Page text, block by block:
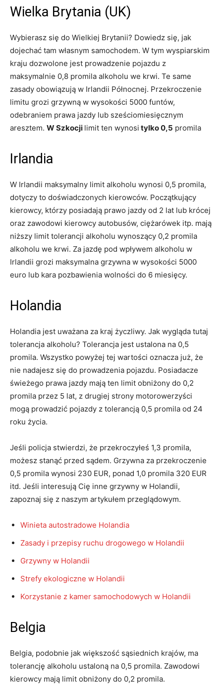
Wielka Brytania (UK)
Wybierasz się do Wielkiej Brytanii? Dowiedz się, jak
dojechać tam własnym samochodem. W tym wyspiarskim
kraju dozwolone jest prowadzenie pojazdu z
maksymalnie 0,8 promila alkoholu we krwi. Te same
zasady obowiązują w Irlandii Północnej. Przekroczenie
limitu grozi grzywną w wysokości 5000 funtów,
odebraniem prawa jazdy lub sześciomiesięcznym
aresztem. W Szkocji limit ten wynosi tylko 0,5 promila
Irlandia
W Irlandii maksymalny limit alkoholu wynosi 0,5 promila,
dotyczy to doświadczonych kierowców. Początkujący
kierowcy, którzy posiadają prawo jazdy od 2 lat lub krócej
oraz zawodowi kierowcy autobusów, ciężarówek itp. mają
niższy limit tolerancji alkoholu wynoszący 0,2 promila
alkoholu we krwi. Za jazdę pod wpływem alkoholu w
Irlandii grozi maksymalna grzywna w wysokości 5000
euro lub kara pozbawienia wolności do 6 miesięcy.
Holandia
Holandia jest uważana za kraj życzliwy. Jak wygląda tutaj
tolerancja alkoholu? Tolerancja jest ustalona na 0,5
promila. Wszystko powyżej tej wartości oznacza już, że
nie nadajesz się do prowadzenia pojazdu. Posiadacze
świeżego prawa jazdy mają ten limit obniżony do 0,2
promila przez 5 lat, z drugiej strony motorowerzyści
mogą prowadzić pojazdy z tolerancją 0,5 promila od 24
roku życia.
Jeśli policja stwierdzi, że przekroczyłeś 1,3 promila,
możesz stanąć przed sądem. Grzywna za przekroczenie
0,5 promila wynosi 230 EUR, ponad 1,0 promila 320 EUR
itd. Jeśli interesują Cię inne grzywny w Holandii,
zapoznaj się z naszym artykułem przeglądowym.
Winieta autostradowe Holandia
Zasady i przepisy ruchu drogowego w Holandii
Grzywny w Holandii
Strefy ekologiczne w Holandii
Korzystanie z kamer samochodowych w Holandii
Belgia
Belgia, podobnie jak większość sąsiednich krajów, ma
tolerancję alkoholu ustaloną na 0,5 promila. Zawodowi
kierowcy mają limit obniżony do 0,2 promila.